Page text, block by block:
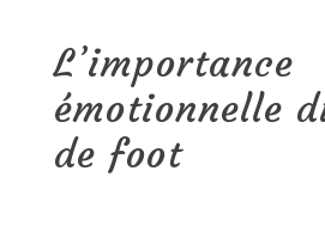
L’importance
émotionnelle
de foot